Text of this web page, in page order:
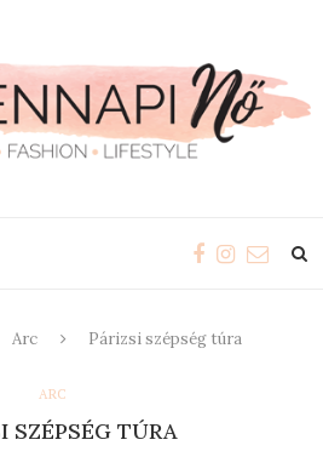
Arc Párizsi szépség túra
ARC
SZÉPSÉG TÚRA